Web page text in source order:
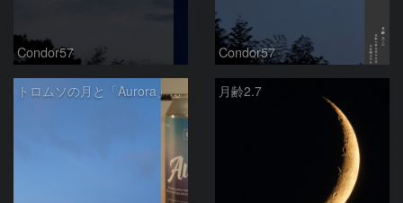
Condor57 Condor57
トロムソの月と「Aurora」ビール 月齢2.7